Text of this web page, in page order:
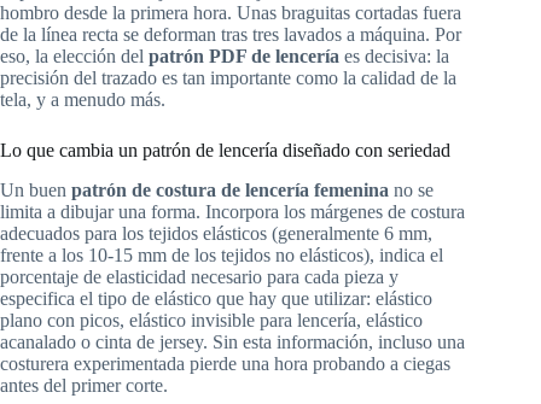
hombro desde la primera hora. Unas braguitas cortadas fuera
de la línea recta se deforman tras tres lavados a máquina. Por
eso, la elección del patrón PDF de lencería es decisiva: la
precisión del trazado es tan importante como la calidad de la
tela, y a menudo más.
Lo que cambia un patrón de lencería diseñado con seriedad
Un buen patrón de costura de lencería femenina no se
limita a dibujar una forma. Incorpora los márgenes de costura
adecuados para los tejidos elásticos (generalmente 6 mm,
frente a los 10-15 mm de los tejidos no elásticos), indica el
porcentaje de elasticidad necesario para cada pieza y
especifica el tipo de elástico que hay que utilizar: elástico
plano con picos, elástico invisible para lencería, elástico
acanalado o cinta de jersey. Sin esta información, incluso una
costurera experimentada pierde una hora probando a ciegas
antes del primer corte.